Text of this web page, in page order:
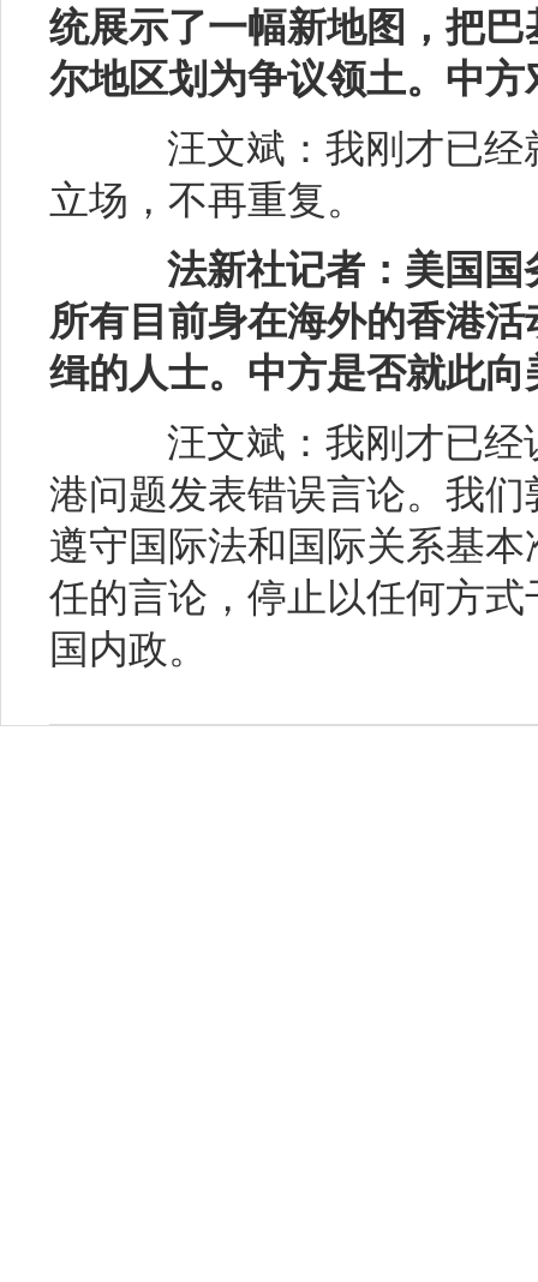
统展示了一幅新地图，把
尔地区划为争议领土。中
汪文斌：我刚才已经
立场，不再重复。
法新社记者：美国
所有目前身在海外的香港
缉的人士。中方是否就此
汪文斌：我刚才已经
港问题发表错误言论。我
遵守国际法和国际关系基
任的言论，停止以任何方
国内政。